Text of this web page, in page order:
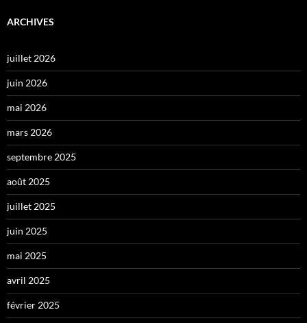
ARCHIVES
juillet 2026
juin 2026
mai 2026
mars 2026
septembre 2025
août 2025
juillet 2025
juin 2025
mai 2025
avril 2025
février 2025